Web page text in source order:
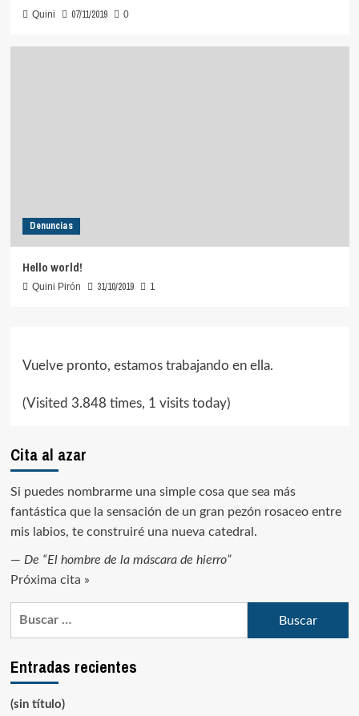
Quini 07/11/2019 0
Denuncias
Hello world!
Quini Pirón 31/10/2019 1
Vuelve pronto, estamos trabajando en ella.
(Visited 3.848 times, 1 visits today)
Cita al azar
Si puedes nombrarme una simple cosa que sea más
fantástica que la sensación de un gran pezón rosaceo entre
mis labios, te construiré una nueva catedral.
— De “El hombre de la máscara de hierro”
Próxima cita »
Entradas recientes
(sin título)